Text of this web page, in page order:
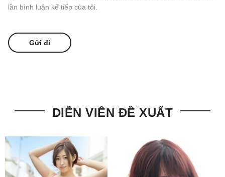
lần bình luận kế tiếp của tôi.
DIỄN VIÊN ĐỀ XUẤT